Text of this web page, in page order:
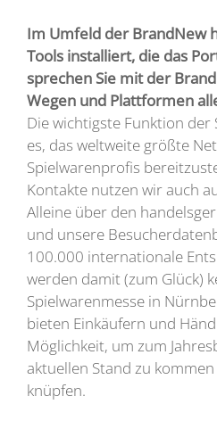
Im Umfeld der BrandNew
Tools installiert, die das
sprechen Sie mit der
Wegen und Plattformen
Die wichtigste Funktion der
es, das weltweite größte
Spielwarenprofis
Kontakte nutzen wir auch
Alleine über den
und unsere
100.000 internationale
werden damit (zum Glück)
Spielwarenmesse in
bieten Einkäufern und
Möglichkeit, um zum
aktuellen Stand zu
knüpfen.